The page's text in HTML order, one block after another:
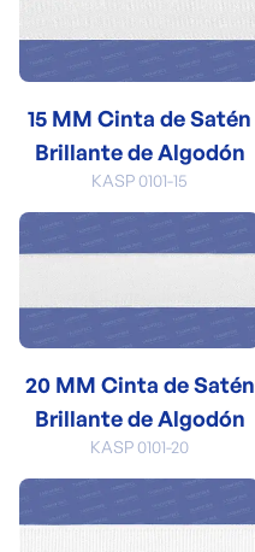
15 MM Cinta de Satén
Brillante de Algodón
KASP 0101-15
20 MM Cinta de Satén
Brillante de Algodón
KASP 0101-20